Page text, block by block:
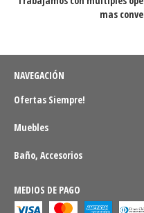
mas
NAVEGACIÓN
Ofertas Siempre!
Muebles
Baño, Accesorios
MEDIOS DE PAGO